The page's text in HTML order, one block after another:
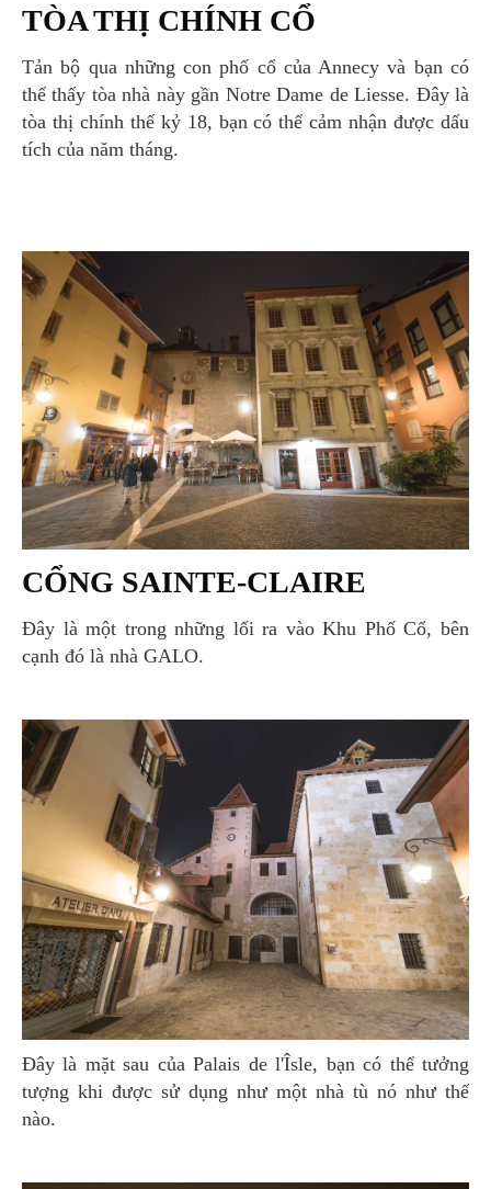
TÒA THỊ CHÍNH CỔ
Tản bộ qua những con phố cổ của Annecy và bạn có
thể thấy tòa nhà này gần Notre Dame de Liesse. Đây là
tòa thị chính thế kỷ 18, bạn có thể cảm nhận được dấu
tích của năm tháng.
CỔNG SAINTE-CLAIRE
Đây là một trong những lối ra vào Khu Phố Cổ, bên
cạnh đó là nhà GALO.
Đây là mặt sau của Palais de l'Îsle, bạn có thể tưởng
tượng khi được sử dụng như một nhà tù nó như thế
nào.